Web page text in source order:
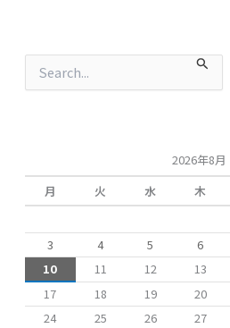
2026年8月
月
火 水 木
3
4 5 6
10
11 12 13
17
18 19 20
24
25 26 27